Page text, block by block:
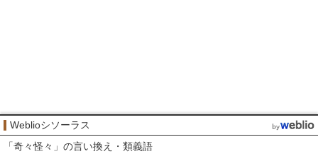
Weblioシソーラス
「奇々怪々 」の言い換え・類義語